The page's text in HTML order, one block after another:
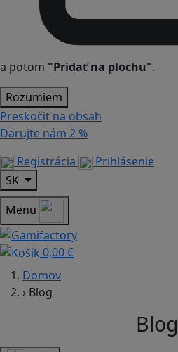
a potom "Pridať na plochu".
Rozumiem
Preskočiť na obsah
Darujte nám 2 %
Registrácia
Prihlásenie
SK
Menu
0,00 €
Domov
› Blog
Blog